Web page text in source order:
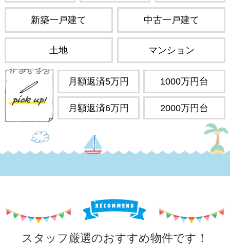
新築一戸建て 中古一戸建て
土地 マンション
月額返済5万円 1000万円台
月額返済6万円 2000万円台
スタッフ厳選のおすすめ物件です！